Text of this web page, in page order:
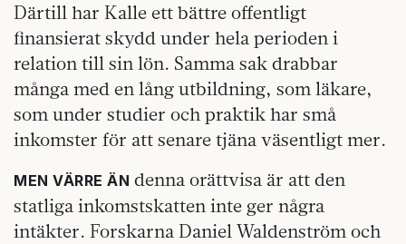
Därtill har Kalle ett bättre offentligt
finansierat skydd under hela perioden i
relation till sin lön. Samma sak drabbar
många med en lång utbildning, som läkare,
som under studier och praktik har små
inkomster för att senare tjäna väsentligt mer.
MEN VÄRRE ÄN denna orättvisa är att den
statliga inkomstskatten inte ger några
intäkter. Forskarna Daniel Waldenström och